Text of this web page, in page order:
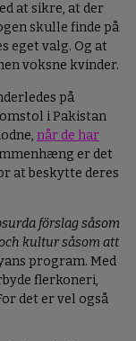
at sikre, at der
skulle finde på
eget valg. Og at
voksne kvinder.
på
i Pakistan
når de har
er det
at beskytte deres
förslag såsom
kultur såsom att
program. Med
flerkoneri,
det er vel også